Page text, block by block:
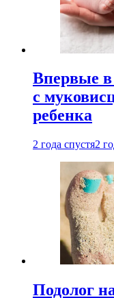
Впервые
с
ребенка
2 года спустя2
Подолог